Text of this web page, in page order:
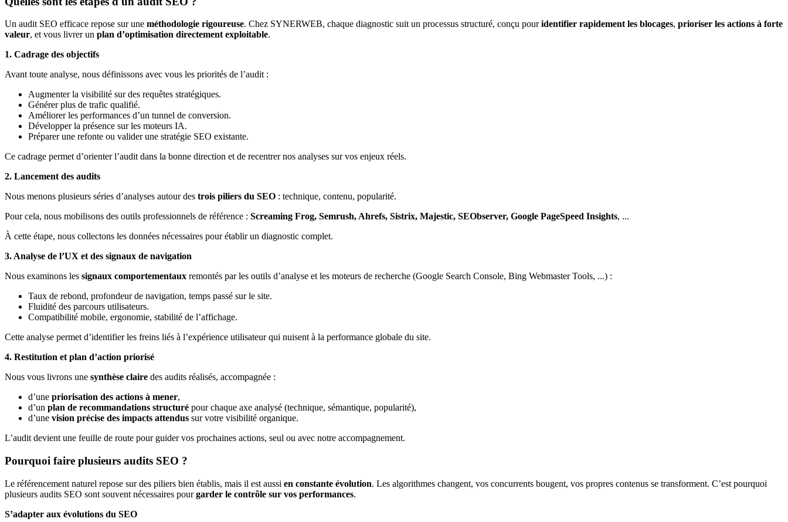
Un audit SEO efficace repose sur une méthodologie rigoureuse. Chez SYNERWEB, chaque diagnostic suit un processus structuré, conçu pouridentifier rapidement les blocages, prioriser les actions à forte
valeur, et vous livrer un plan d’optimisation directement exploitable.
1. Cadrage des objectifs
Avant toute analyse, nous définissons avec vous les priorités de l’audit :
Augmenter la visibilité sur des requêtes stratégiques.
Générer plus de trafic qualifié.
Améliorer les performances d’un tunnel de conversion.
Développer la présence sur les moteurs IA.
Préparer une refonte ou valider une stratégie SEO existante.
Ce cadrage permet d’orienter l’audit dans la bonne direction et de recentrer nos analyses sur vos enjeux réels.
2. Lancement des audits
Nous menons plusieurs séries d’analyses autour des trois piliers du SEO : technique, contenu, popularité.
Pour cela, nous mobilisons des outils professionnels de référence : Screaming Frog, Semrush, Ahrefs, Sistrix, Majestic, SEObserver, Google PageSpeed Insights, ...
À cette étape, nous collectons les données nécessaires pour établir un diagnostic complet.
3. Analyse de l’UX et des signaux de navigation
Nous examinons les signaux comportementaux remontés par les outils d’analyse et les moteurs de recherche (Google Search Console, Bing Webmaster Tools, ...) :
Taux de rebond, profondeur de navigation, temps passé sur le site.
Fluidité des parcours utilisateurs.
Compatibilité mobile, ergonomie, stabilité de l’affichage.
Cette analyse permet d’identifier les freins liés à l’expérience utilisateur qui nuisent à la performance globale du site.
4. Restitution et plan d’action priorisé
Nous vous livrons une synthèse claire des audits réalisés, accompagnée :
d’une priorisation des actions à mener,
d’un plan de recommandations structuré pour chaque axe analysé (technique, sémantique, popularité),
d’une vision précise des impacts attendus sur votre visibilité organique.
L’audit devient une feuille de route pour guider vos prochaines actions, seul ou avec notre accompagnement.
Pourquoi faire plusieurs audits SEO ?
Le référencement naturel repose sur des piliers bien établis, mais il est aussi en constante évolution. Les algorithmes changent, vos concurrents bougent, vos propres contenus se transforment. C’est pourquoi
plusieurs audits SEO sont souvent nécessaires pourgarder le contrôle sur vos performances.
S’adapter aux évolutions du SEO